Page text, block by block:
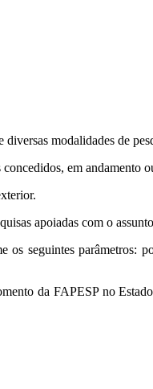
modalidades de
em andamento
apoiadas com o assunto
os seguintes parâmetros:
da FAPESP no